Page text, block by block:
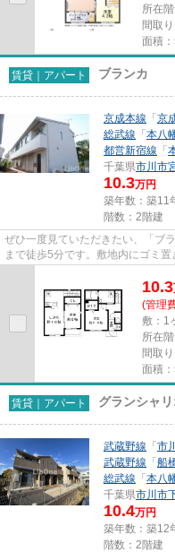
所在
間取
面積
賃貸｜アパート ブランカ
京成本線 「 京
総武線 「 本八
都営新宿線 「
千葉県市川市
10.3万円
築年数：築11
階数：2階建
ぜひ一度見ていただきたい、「ブ
まで徒歩5分です。敷地内にゴミ
10.3
(管理
敷：1
所在
間取
面積
賃貸｜アパート グランシャリ
武蔵野線 「 市
武蔵野線 「 船
総武線 「 本八
千葉県市川市
10.4万円
築年数：築12
階数：2階建